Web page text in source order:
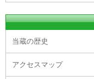
当蔵の歴史
アクセスマップ